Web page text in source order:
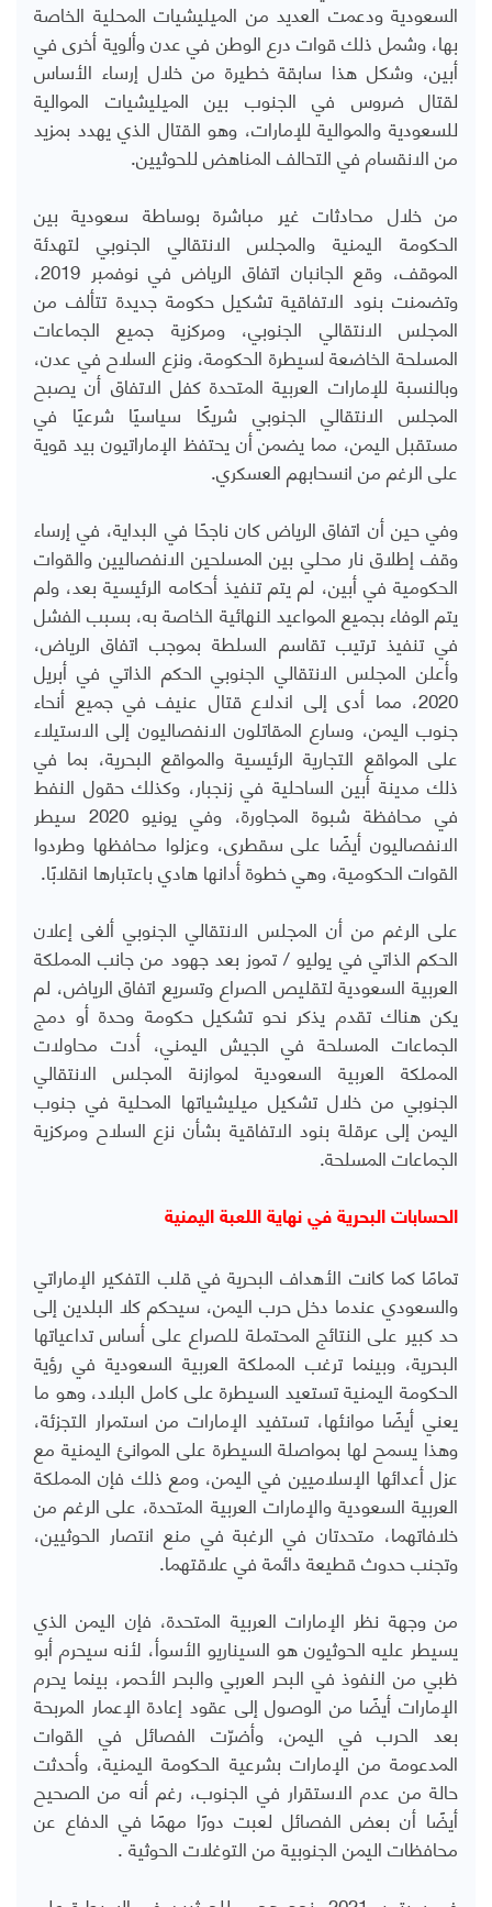
السعودية ودعمت العديد من الميليشيات المحلية الخاصة
بها، وشمل ذلك قوات درع الوطن في عدن وألوية أخرى في
أبين، وشكل هذا سابقة خطيرة من خلال إرساء الأساس
لقتال ضروس في الجنوب بين الميليشيات الموالية
للسعودية والموالية للإمارات، وهو القتال الذي يهدد بمزيد
من الانقسام في التحالف المناهض للحوثيين.
من خلال محادثات غير مباشرة بوساطة سعودية بين
الحكومة اليمنية والمجلس الانتقالي الجنوبي لتهدئة
الموقف، وقع الجانبان اتفاق الرياض في نوفمبر 2019،
وتضمنت بنود الاتفاقية تشكيل حكومة جديدة تتألف من
المجلس الانتقالي الجنوبي، ومركزية جميع الجماعات
المسلحة الخاضعة لسيطرة الحكومة، ونزع السلاح في عدن،
وبالنسبة للإمارات العربية المتحدة كفل الاتفاق أن يصبح
المجلس الانتقالي الجنوبي شريكًا سياسيًا شرعيًا في
مستقبل اليمن، مما يضمن أن يحتفظ الإماراتيون بيد قوية
على الرغم من انسحابهم العسكري.
وفي حين أن اتفاق الرياض كان ناجحًا في البداية، في إرساء
وقف إطلاق نار محلي بين المسلحين الانفصاليين والقوات
الحكومية في أبين، لم يتم تنفيذ أحكامه الرئيسية بعد، ولم
يتم الوفاء بجميع المواعيد النهائية الخاصة به، بسبب الفشل
في تنفيذ ترتيب تقاسم السلطة بموجب اتفاق الرياض،
وأعلن المجلس الانتقالي الجنوبي الحكم الذاتي في أبريل
2020، مما أدى إلى اندلاع قتال عنيف في جميع أنحاء
جنوب اليمن، وسارع المقاتلون الانفصاليون إلى الاستيلاء
على المواقع التجارية الرئيسية والمواقع البحرية، بما في
ذلك مدينة أبين الساحلية في زنجبار، وكذلك حقول النفط
في محافظة شبوة المجاورة، وفي يونيو 2020 سيطر
الانفصاليون أيضًا على سقطرى، وعزلوا محافظها وطردوا
القوات الحكومية، وهي خطوة أدانها هادي باعتبارها انقلابًا.
على الرغم من أن المجلس الانتقالي الجنوبي ألغى إعلان
الحكم الذاتي في يوليو / تموز بعد جهود من جانب المملكة
العربية السعودية لتقليص الصراع وتسريع اتفاق الرياض، لم
يكن هناك تقدم يذكر نحو تشكيل حكومة وحدة أو دمج
الجماعات المسلحة في الجيش اليمني، أدت محاولات
المملكة العربية السعودية لموازنة المجلس الانتقالي
الجنوبي من خلال تشكيل ميليشياتها المحلية في جنوب
اليمن إلى عرقلة بنود الاتفاقية بشأن نزع السلاح ومركزية
الجماعات المسلحة.
الحسابات البحرية في نهاية اللعبة اليمنية
تمامًا كما كانت الأهداف البحرية في قلب التفكير الإماراتي
والسعودي عندما دخل حرب اليمن، سيحكم كلا البلدين إلى
حد كبير على النتائج المحتملة للصراع على أساس تداعياتها
البحرية، وبينما ترغب المملكة العربية السعودية في رؤية
الحكومة اليمنية تستعيد السيطرة على كامل البلاد، وهو ما
يعني أيضًا موانئها، تستفيد الإمارات من استمرار التجزئة،
وهذا يسمح لها بمواصلة السيطرة على الموانئ اليمنية مع
عزل أعدائها الإسلاميين في اليمن، ومع ذلك فإن المملكة
العربية السعودية والإمارات العربية المتحدة، على الرغم من
خلافاتهما، متحدتان في الرغبة في منع انتصار الحوثيين،
وتجنب حدوث قطيعة دائمة في علاقتهما.
من وجهة نظر الإمارات العربية المتحدة، فإن اليمن الذي
يسيطر عليه الحوثيون هو السيناريو الأسوأ، لأنه سيحرم أبو
ظبي من النفوذ في البحر العربي والبحر الأحمر، بينما يحرم
الإمارات أيضًا من الوصول إلى عقود إعادة الإعمار المربحة
بعد الحرب في اليمن، وأضرّت الفصائل في القوات
المدعومة من الإمارات بشرعية الحكومة اليمنية، وأحدثت
حالة من عدم الاستقرار في الجنوب، رغم أنه من الصحيح
أيضًا أن بعض الفصائل لعبت دورًا مهمًا في الدفاع عن
محافظات اليمن الجنوبية من التوغلات الحوثية.